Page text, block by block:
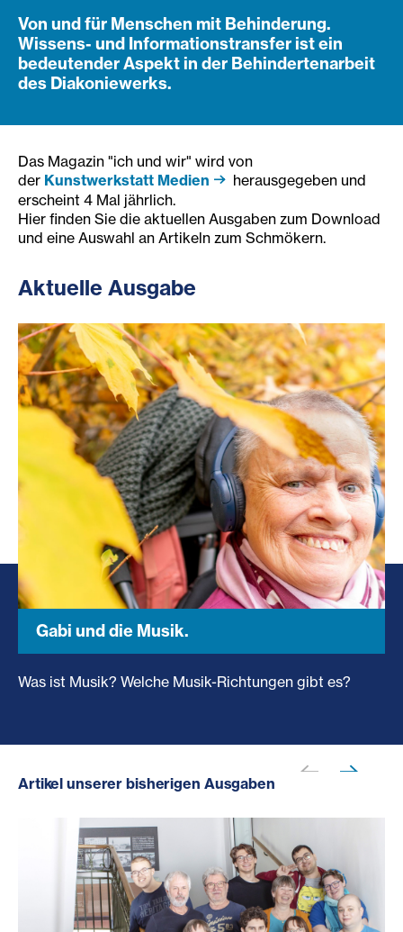
Von und für Menschen mit Behinderung.
Wissens- und Informationstransfer ist ein
bedeutender Aspekt in der Behindertenarbeit
des Diakoniewerks.
Das Magazin "ich und wir" wird von
der Kunstwerkstatt Medien
herausgegeben und
erscheint 4 Mal jährlich.
Hier finden Sie die aktuellen Ausgaben zum Download
und eine Auswahl an Artikeln zum Schmökern.
Aktuelle Ausgabe
Gabi und die Musik.
Was ist Musik? Welche Musik-Richtungen gibt es?
Artikel unserer bisherigen Ausgaben